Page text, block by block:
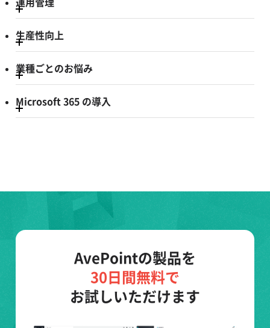
生産性向上
業種ごとのお悩み
Microsoft 365 の導入
AvePointの製品を
30日間無料で
お試しいただけます